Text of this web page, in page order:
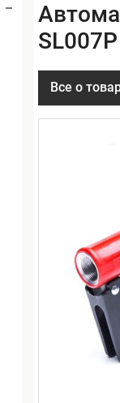
SL007P
Все о